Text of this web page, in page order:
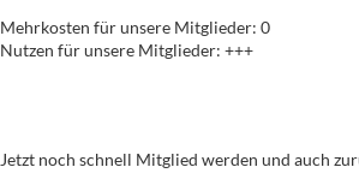
Mehrkosten für unsere Mitglieder: 0
Nutzen für unsere Mitglieder: +++
Jetzt noch schnell Mitglied werden und auch